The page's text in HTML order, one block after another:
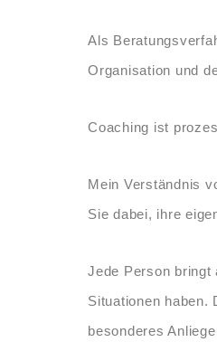
Als
Organisation und
Coaching ist
Mein Verständnis
Sie dabei, ihre
Jede Person bringt
Situationen haben.
besonderes